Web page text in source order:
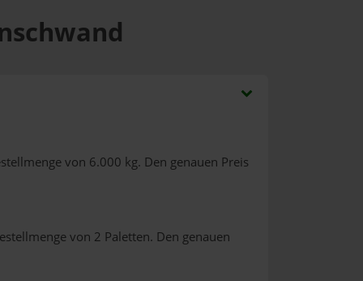
von 6.000 kg. Den genauen Preis
von 2 Paletten. Den genauen